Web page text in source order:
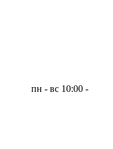
пн - вс 10:00 -